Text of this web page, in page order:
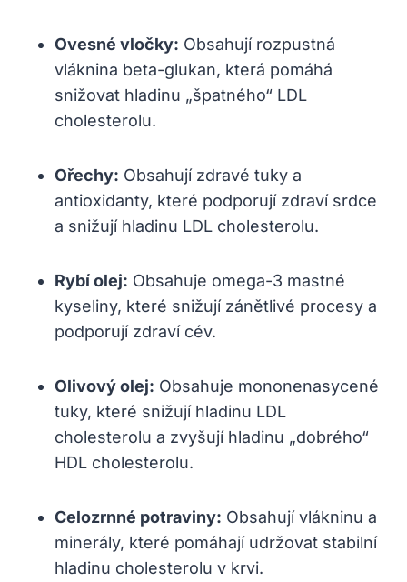
Ovesné vločky: Obsahují rozpustná
vláknina beta-glukan, která pomáhá
snižovat hladinu „špatného“ LDL
cholesterolu.
Ořechy: Obsahují zdravé tuky a
antioxidanty, které podporují zdraví srdce
a snižují hladinu LDL cholesterolu.
Rybí olej: Obsahuje omega-3 mastné
kyseliny, které snižují zánětlivé procesy a
podporují zdraví cév.
Olivový olej: Obsahuje mononenasycené
tuky, které snižují hladinu LDL
cholesterolu a zvyšují hladinu „dobrého“
HDL cholesterolu.
Celozrnné potraviny: Obsahují vlákninu a
minerály, které pomáhají udržovat stabilní
hladinu cholesterolu v krvi.